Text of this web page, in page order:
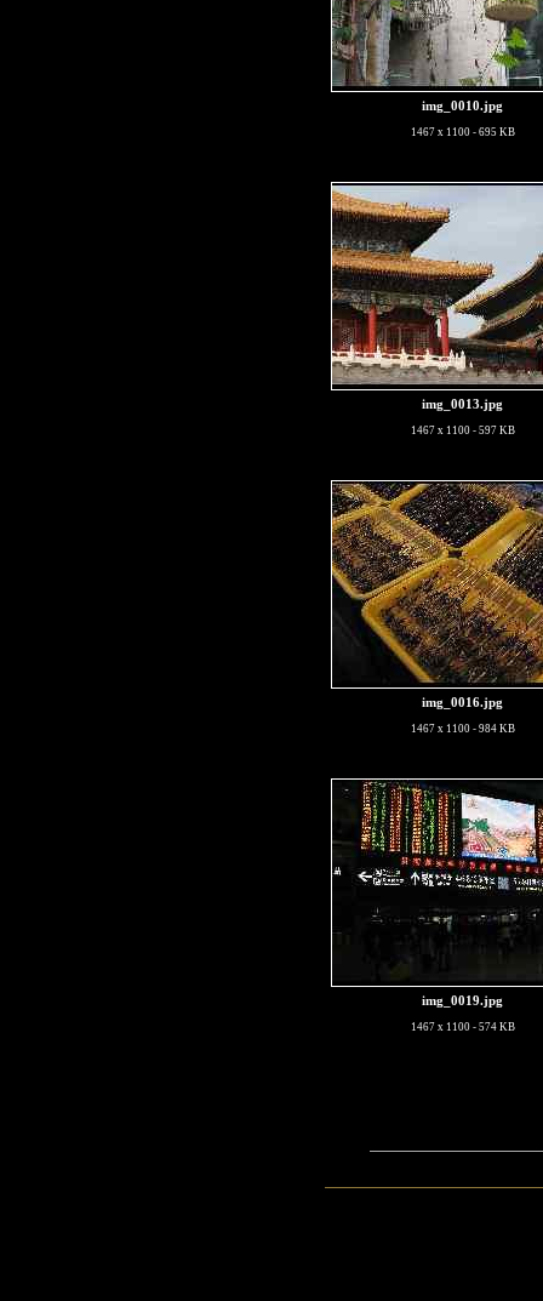
img_0010.jpg
1467 x 1100 - 695 KB
img_0013.jpg
1467 x 1100 - 597 KB
img_0016.jpg
1467 x 1100 - 984 KB
img_0019.jpg
1467 x 1100 - 574 KB